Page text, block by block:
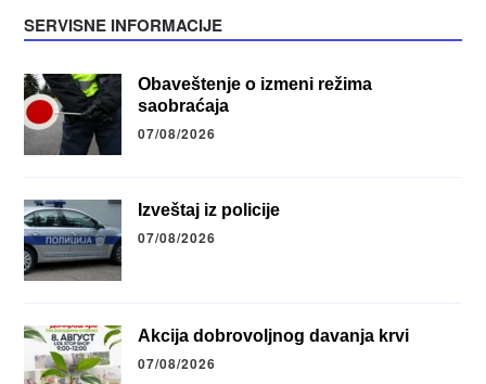
SERVISNE INFORMACIJE
Obaveštenje o izmeni režima
saobraćaja
07/08/2026
Izveštaj iz policije
07/08/2026
Akcija dobrovoljnog davanja krvi
07/08/2026